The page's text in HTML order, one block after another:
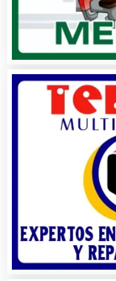
Aparatos y
Arquitectos
Artes Gráficas
Artesanías
Artículos de
Artículos de